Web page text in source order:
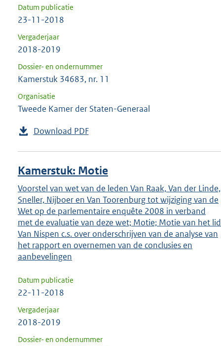
Datum publicatie
23-11-2018
Vergaderjaar
2018-2019
Dossier- en ondernummer
Kamerstuk 34683, nr. 11
Organisatie
Tweede Kamer der Staten-Generaal
Download PDF
Kamerstuk: Motie
Voorstel van wet van de leden Van Raak, Van der Linde,
Sneller, Nijboer en Van Toorenburg tot wijziging van de
Wet op de parlementaire enquête 2008 in verband
met de evaluatie van deze wet; Motie; Motie van het lid
Van Nispen c.s. over onderschrijven van de analyse van
het rapport en overnemen van de conclusies en
aanbevelingen
Datum publicatie
22-11-2018
Vergaderjaar
2018-2019
Dossier- en ondernummer